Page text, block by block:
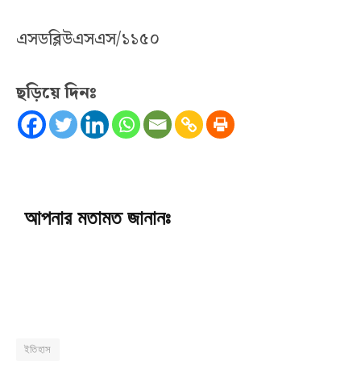
এসডব্লিউএসএস/১১৫০
ছড়িয়ে দিনঃ
আপনার মতামত জানানঃ
ইতিহাস